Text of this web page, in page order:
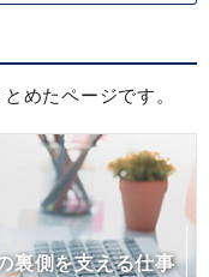
めたページです。
裏側を支える仕事